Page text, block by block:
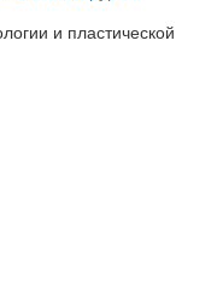
и пластической